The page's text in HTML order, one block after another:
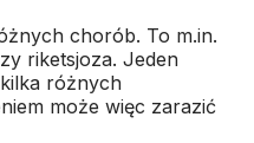
chorób. To m.in.
riketsjoza. Jeden
różnych
może więc zarazić